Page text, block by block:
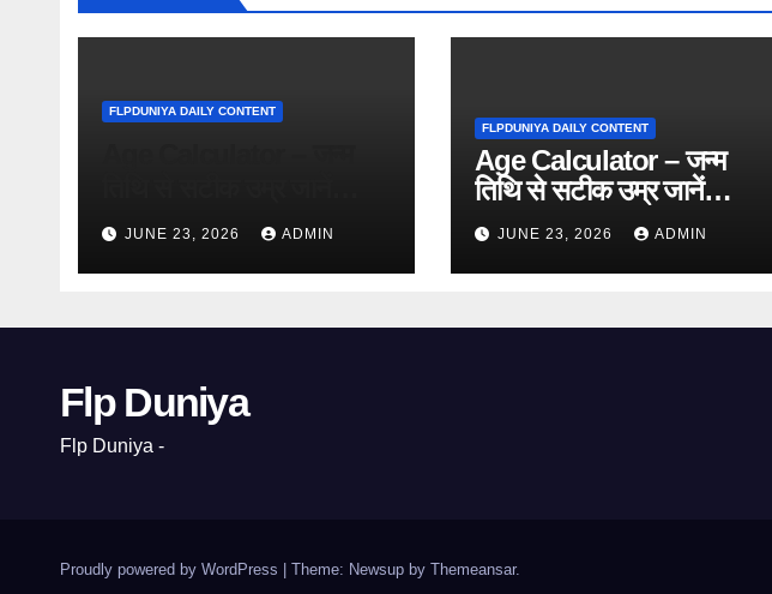
FLPDUNIYA DAILY CONTENT
(Free Online Tool)
JUNE 23, 2026 ADMIN
FLPDUNIYA DAILY CONTENT
Age Calculator – जन्म
तिथि से सटीक उम्र जानें
(Free Online Tool)
JUNE 23, 2026 ADMIN
Flp Duniya
Flp Duniya -
Proudly powered by WordPress Theme: Newsup by Themeansar.